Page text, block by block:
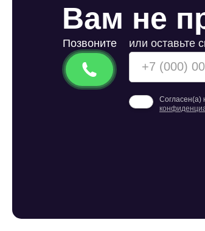
Вам не
Позвоните или оставьте
Согласен(а)